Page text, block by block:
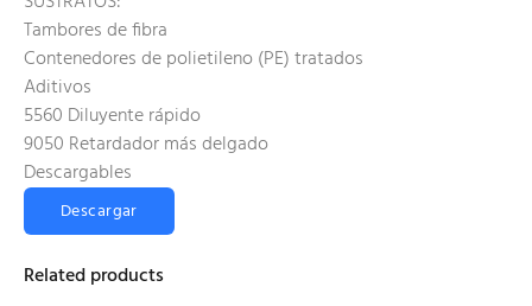
Tambores de fibra
Contenedores de polietileno (PE) tratados
Aditivos
5560 Diluyente rápido
9050 Retardador más delgado
Descargables
Descargar
Related products